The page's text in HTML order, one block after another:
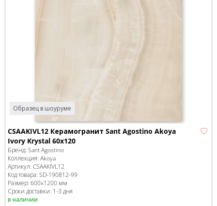
Образец в шоуруме
CSAAKIVL12 Керамогранит Sant Agostino Akoya
Ivory Krystal 60x120
Бренд: Sant Agostino
Коллекция: Akoya
Артикул: CSAAKIVL12
Код товара: SD-190812-99
Размер: 600x1200 мм
Сроки доставки: 1-3 дня
в наличии